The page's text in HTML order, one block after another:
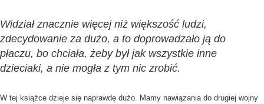
Widział znacznie więcej niż większość ludzi,
zdecydowanie za dużo, a to doprowadzało ją do
płaczu, bo chciała, żeby był jak wszystkie inne
dzieciaki, a nie mogła z tym nic zrobić.
W tej książce dzieje się naprawdę dużo. Mamy nawiązania do drugiej wojny